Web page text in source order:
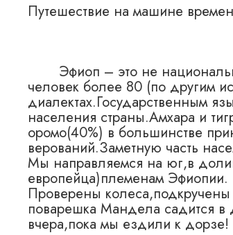
Путешествие на машине
Эфиоп – это не
человек более 80 (по другим
диалектах.Государственным
населения страны.Амхара и
оромо(40%) в большинстве
верований.Заметную часть
Мы направляемся на юг,в
европейца)племенам Эфиопии.
Проверены колеса,подкручены
поварешка Мандела садится
вчера,пока мы ездили к дорзе!